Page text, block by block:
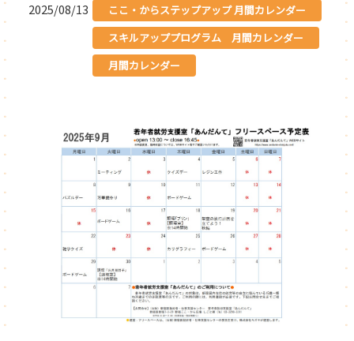
2025/08/13
ここ・からステップアップ 月間カレンダー
スキルアッププログラム 月間カレンダー
月間カレンダー